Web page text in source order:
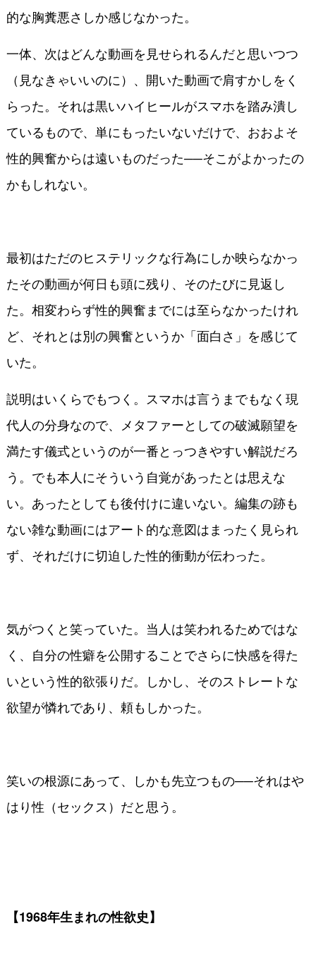
的な胸糞悪さしか感じなかった。
一体、次はどんな動画を見せられるんだと思いつつ
（見なきゃいいのに）、開いた動画で肩すかしをく
らった。それは黒いハイヒールがスマホを踏み潰し
ているもので、単にもったいないだけで、おおよそ
性的興奮からは遠いものだった──そこがよかったの
かもしれない。
最初はただのヒステリックな行為にしか映らなかっ
たその動画が何日も頭に残り、そのたびに見返し
た。相変わらず性的興奮までには至らなかったけれ
ど、それとは別の興奮というか「面白さ」を感じて
いた。
説明はいくらでもつく。スマホは言うまでもなく現
代人の分身なので、メタファーとしての破滅願望を
満たす儀式というのが一番とっつきやすい解説だろ
う。でも本人にそういう自覚があったとは思えな
い。あったとしても後付けに違いない。編集の跡も
ない雑な動画にはアート的な意図はまったく見られ
ず、それだけに切迫した性的衝動が伝わった。
気がつくと笑っていた。当人は笑われるためではな
く、自分の性癖を公開することでさらに快感を得た
いという性的欲張りだ。しかし、そのストレートな
欲望が憐れであり、頼もしかった。
笑いの根源にあって、しかも先立つもの──それはや
はり性（セックス）だと思う。
【1968年生まれの性欲史】